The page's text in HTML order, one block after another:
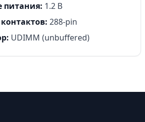
питания: 1.2 В
288-pin
UDIMM (unbuffered)